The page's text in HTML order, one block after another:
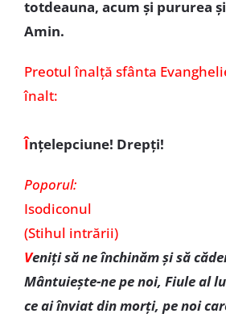
totdeauna, acum şi pururea
Amin.
Preotul înalţă sfânta
înalt:
Înţelepciune! Drepţi!
Poporul:
Isodiconul
(Stihul intrării)
Veniţi să ne închinăm şi să
Mântuieşte-ne pe noi, Fiule al
ce ai înviat din morţi, pe noi